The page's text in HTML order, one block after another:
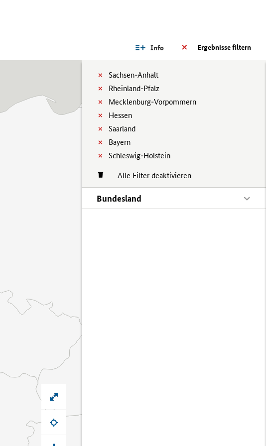
Ergebnisse filtern
Info
Sachsen-Anhalt
Rheinland-Pfalz
Mecklenburg-Vorpommern
Hessen
Saarland
Bayern
Schleswig-Holstein
Alle Filter deaktivieren
Bundesland